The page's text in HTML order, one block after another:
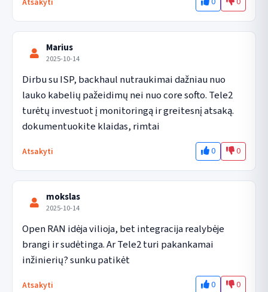
Marius
2025-10-14
Dirbu su ISP, backhaul nutraukimai dažniau nuo
lauko kabelių pažeidimų nei nuo core softo. Tele2
turėtų investuot į monitoringą ir greitesnį atsaką.
dokumentuokite klaidas, rimtai
Atsakyti 0 0
mokslas
2025-10-14
Open RAN idėja vilioja, bet integracija realybėje
brangi ir sudėtinga. Ar Tele2 turi pakankamai
inžinierių? sunku patikėt
Atsakyti 0 0